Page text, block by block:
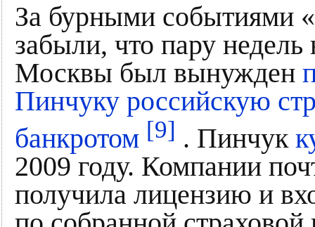
За бурными событиями
забыли, что пару
Москвы был вынужден
Пинчуку российскую
банкротом [9] . Пинчук
2009 году. Компании
получила лицензию и